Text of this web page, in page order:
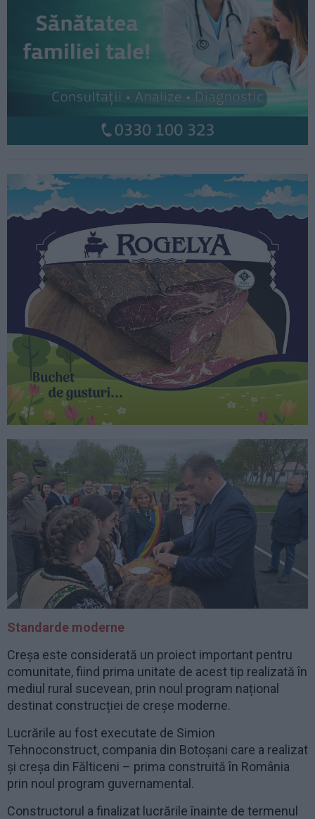
Standarde moderne
Creșa este considerată un proiect important pentru
comunitate, fiind prima unitate de acest tip realizată în
mediul rural sucevean, prin noul program național
destinat construcției de creșe moderne.
Lucrările au fost executate de Simion
Tehnoconstruct, compania din Botoșani care a realizat
și creșa din Fălticeni – prima construită în România
prin noul program guvernamental.
Constructorul a finalizat lucrările înainte de termenul